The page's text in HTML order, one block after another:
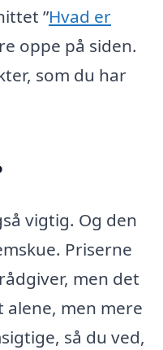
”Hvad er
oppe på siden.
som du har
vigtig. Og den
Priserne
men det
men mere
så du ved,